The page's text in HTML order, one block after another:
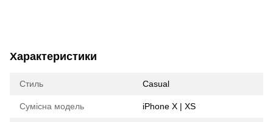
Характеристики
Стиль Casual
Сумісна модель iPhone X | XS